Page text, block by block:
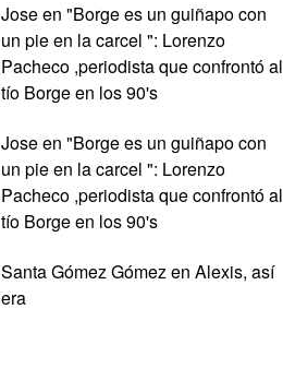
Joseen "Borge es un guiñapo con
un pie en la carcel ": Lorenzo
Pacheco ,periodista que confrontó al
tío Borge en los 90's
Joseen "Borge es un guiñapo con
un pie en la carcel ": Lorenzo
Pacheco ,periodista que confrontó al
tío Borge en los 90's
Santa Gómez Gómezen Alexis, así
era